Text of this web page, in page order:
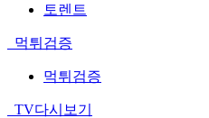
토렌트
먹튀검증
먹튀검증
TV다시보기